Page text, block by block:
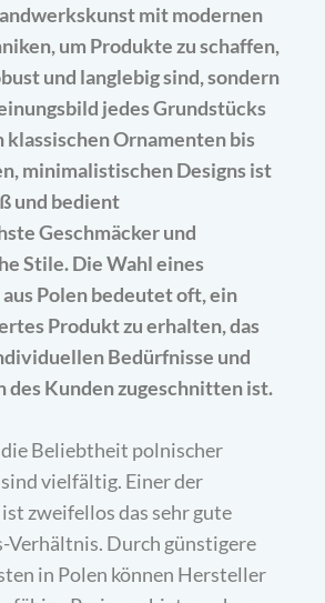
mit modernen
um Produkte zu schaffen,
und langlebig sind, sondern
jedes Grundstücks
Ornamenten bis
minimalistischen Designs ist
und bedient
Geschmäcker und
Stile. Die Wahl eines
Polen bedeutet oft, ein
Produkt zu erhalten, das
Bedürfnisse und
des Kunden zugeschnitten ist.
Beliebtheit polnischer
vielfältig. Einer der
zweifellos das sehr gute
Verhältnis. Durch günstigere
in Polen können Hersteller